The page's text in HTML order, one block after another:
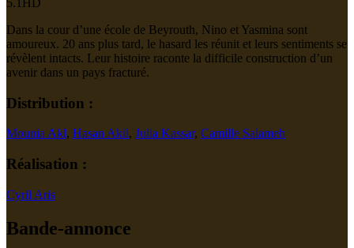
Dans la cour d’une école de Beyrouth, Nino et Yasmina sont
amoureux. 20 ans plus tard, le hasard les réunit et leurs sentiments se
révèlent intacts. Leur histoire raconte la difficile construction d’un
avenir dans un pays fracturé.
Distribution :
Mounia Akl, Hasan Akil, Julia Kassar, Camille Salameh
Réalisation :
Cyril Aris
Bande-annonce